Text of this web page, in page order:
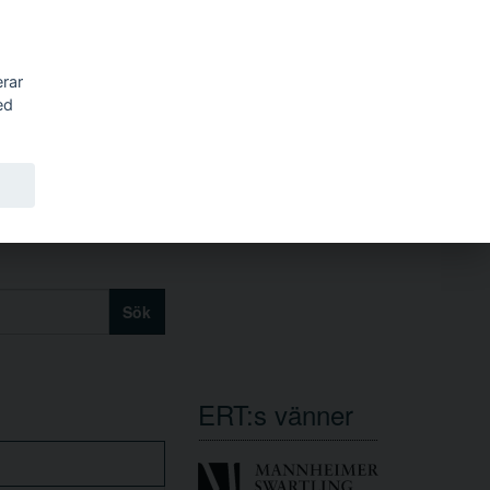
Sök
ERT:s vänner